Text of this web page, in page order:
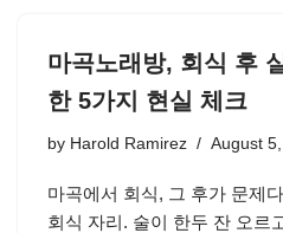
마곡노래방, 회식 후
한 5가지 현실 체크
by Harold Ramirez August
마곡에서 회식, 그 후가 문제
회식 자리. 술이 한두 잔 오르